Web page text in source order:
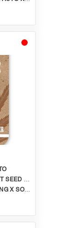
COMPANY
MATE AUTO